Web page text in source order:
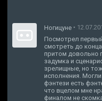
Ногицуне •
Посмотрел
смотреть до
притом довольно
задумка и
зрелищные, но
исполнения.
фэнтези есть
что вцелом мне
финалом не